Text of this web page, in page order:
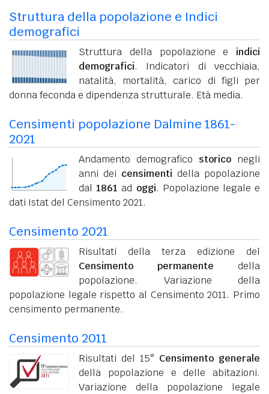
Struttura della popolazione e Indici
demografici
Struttura della popolazione e indici
demografici. Indicatori di vecchiaia,
natalità, mortalità, carico di figli per
donna feconda e dipendenza strutturale. Età media.
Censimenti popolazione Dalmine 1861-
2021
Andamento demografico storico negli
anni dei censimenti della popolazione
dal1861 ad oggi. Popolazione legale e
dati Istat del Censimento 2021.
Censimento 2021
Risultati della terza edizione del
Censimento permanente della
popolazione. Variazione della
popolazione legale rispetto al Censimento 2011. Primo
censimento permanente.
Censimento 2011
Risultati del 15° Censimento generale
della popolazione e delle abitazioni.
Variazione della popolazione legale